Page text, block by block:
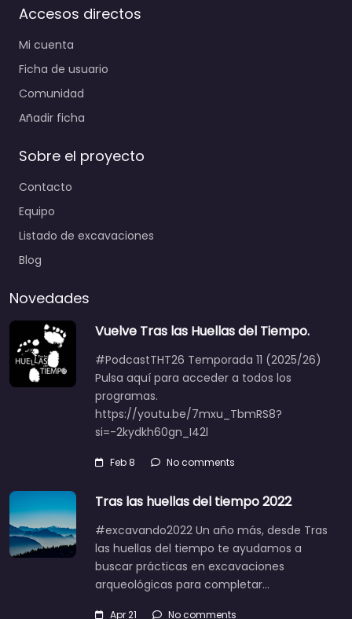
Accesos directos
Mi cuenta
Ficha de usuario
Comunidad
Añadir ficha
Sobre el proyecto
Contacto
Equipo
Listado de excavaciones
Blog
Novedades
Vuelve Tras las Huellas del Tiempo.
#PodcastTHT26 Temporada 11 (2025/26)
Pulsa aquí para acceder a todos los
programas.
https://youtu.be/7mxu_TbmRS8?
si=-2kydkh60gn_I42l
Feb 8 No comments
Tras las huellas del tiempo 2022
#excavando2022 Un año más, desde Tras
las huellas del tiempo te ayudamos a
buscar prácticas en excavaciones
arqueológicas para completar…
Apr 21 No comments